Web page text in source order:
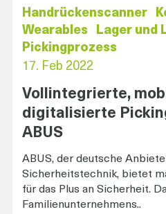
Handrückenscanner
Wearables
Lager und
Pickingprozess
17. Feb 2022
Vollintegrierte,
digitalisierte
ABUS
ABUS, der deutsche
Sicherheitstechnik, bietet
für das Plus an Sicherheit.
Familienunternehmens..